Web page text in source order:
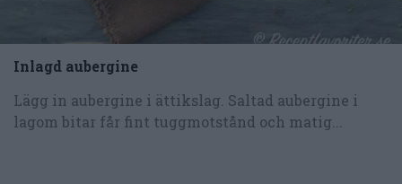
Inlagd aubergine
Lägg in aubergine i ättikslag. Saltad aubergine i
lagom bitar får fint tuggmotstånd och matig...